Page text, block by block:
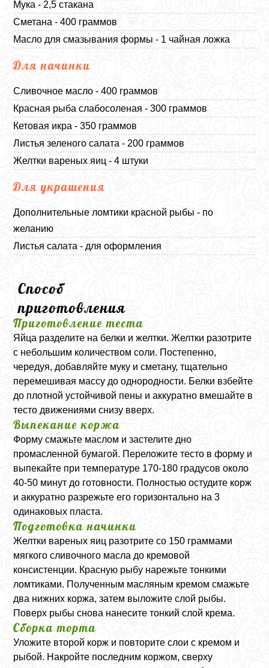
Мука - 2,5 стакана
Сметана - 400 граммов
Масло для смазывания формы - 1 чайная ложка
Для начинки
Сливочное масло - 400 граммов
Красная рыба слабосоленая - 300 граммов
Кетовая икра - 350 граммов
Листья зеленого салата - 200 граммов
Желтки вареных яиц - 4 штуки
Для украшения
Дополнительные ломтики красной рыбы - по
желанию
Листья салата - для оформления
Способ
приготовления
Приготовление теста
Яйца разделите на белки и желтки. Желтки разотрите
с небольшим количеством соли. Постепенно,
чередуя, добавляйте муку и сметану, тщательно
перемешивая массу до однородности. Белки взбейте
до плотной устойчивой пены и аккуратно вмешайте в
тесто движениями снизу вверх.
Выпекание коржа
Форму смажьте маслом и застелите дно
промасленной бумагой. Переложите тесто в форму и
выпекайте при температуре 170-180 градусов около
40-50 минут до готовности. Полностью остудите корж
и аккуратно разрежьте его горизонтально на 3
одинаковых пласта.
Подготовка начинки
Желтки вареных яиц разотрите со 150 граммами
мягкого сливочного масла до кремовой
консистенции. Красную рыбу нарежьте тонкими
ломтиками. Полученным масляным кремом смажьте
два нижних коржа, затем выложите слой рыбы.
Поверх рыбы снова нанесите тонкий слой крема.
Сборка торта
Уложите второй корж и повторите слои с кремом и
рыбой. Накройте последним коржом, сверху